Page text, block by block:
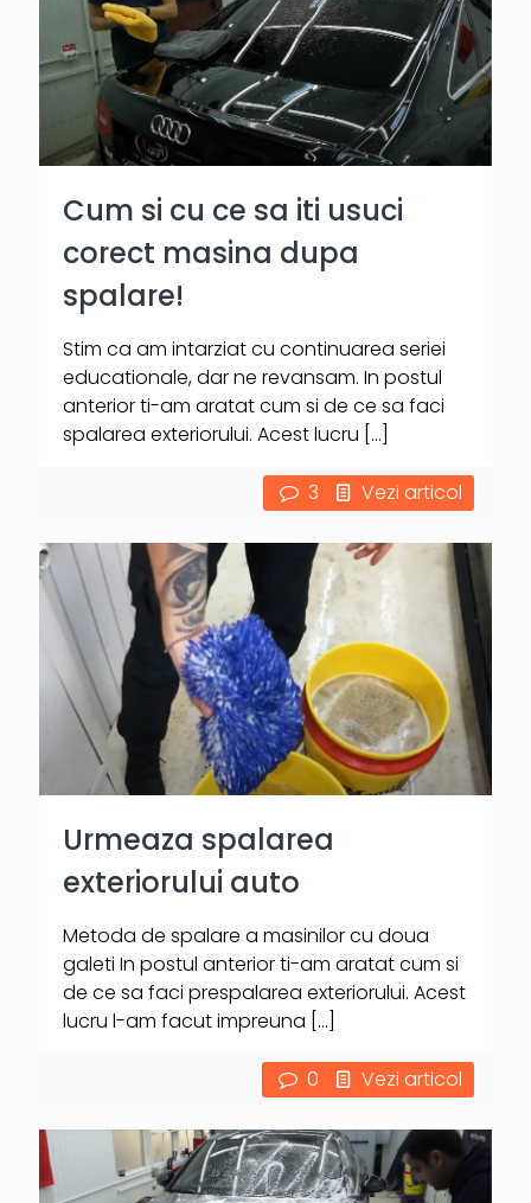
Cum si cu ce sa iti usuci
corect masina dupa
spalare!
Stim ca am intarziat cu continuarea seriei
educationale, dar ne revansam. In postul
anterior ti-am aratat cum si de ce sa faci
spalarea exteriorului. Acest lucru […]
3 Vezi articol
Urmeaza spalarea
exteriorului auto
Metoda de spalare a masinilor cu doua
galeti In postul anterior ti-am aratat cum si
de ce sa faci prespalarea exteriorului. Acest
lucru l-am facut impreuna […]
0 Vezi articol